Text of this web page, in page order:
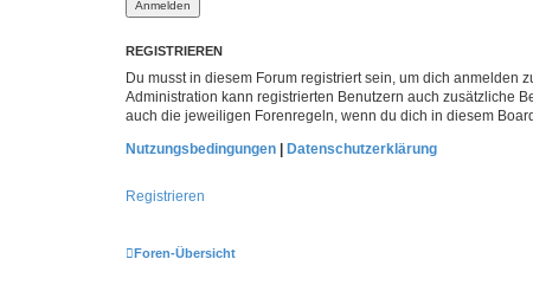
REGISTRIEREN
Du musst in diesem Forum registriert sein, um dich anmelden
Administration kann registrierten Benutzern auch zusätzliche
auch die jeweiligen Forenregeln, wenn du dich in diesem
Nutzungsbedingungen | Datenschutzerklärung
Registrieren
Foren-Übersicht